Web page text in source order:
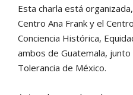
Esta charla está
Centro Ana Frank y el
Conciencia Histórica,
ambos de Guatemala,
Tolerancia de México.